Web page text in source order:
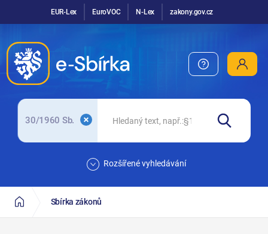
EUR-Lex EuroVOC N-Lex zakony.gov.cz
30/1960 Sb.
Rozšířené vyhledávání
Sbírka zákonů